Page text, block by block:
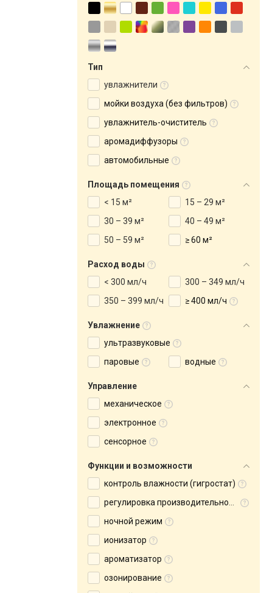
Тип
увлажнители
мойки воздуха (без фильтров)
увлажнитель-очиститель
аромадиффузоры
автомобильные
Площадь помещения
< 15 м²
15 – 29 м²
30 – 39 м²
40 – 49 м²
50 – 59 м²
≥ 60 м²
Расход воды
< 300 мл/ч
300 – 349 мл/ч
350 – 399 мл/ч
≥ 400 мл/ч
Увлажнение
ультразвуковые
паровые
водные
Управление
механическое
электронное
сенсорное
Функции и возможности
контроль влажности (гигростат)
регулировка производительности
ночной режим
ионизатор
ароматизатор
озонирование